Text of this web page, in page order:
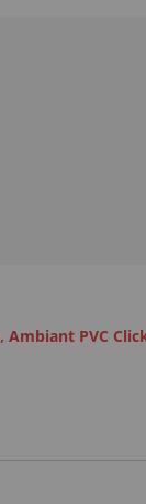
, Ambiant PVC